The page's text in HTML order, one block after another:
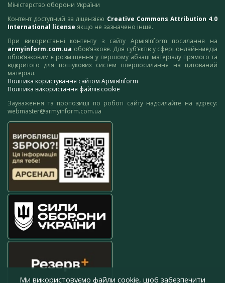
Міністерство оборони України
Контент доступний за ліцензією Creative Commons Attribution 4.0
International license якщо не зазначено інше.
При використанні контенту з сайту АрміяInform посилання на
armyinform.com.ua обов’язкове. Для суб’єктів у сфері онлайн-медіа
обов’язковим є розміщення у першому абзаці матеріалу прямого та
відкритого для пошукових систем гіперпосилання на цитований
матеріал.
Політика користування сайтом АрміяInform
Політика використання файлів cookie
Зауваження та пропозиції по роботі сайту надсилайте на адресу:
webmaster@armyinform.com.ua
Ми використовуємо файли cookie, щоб забезпечити